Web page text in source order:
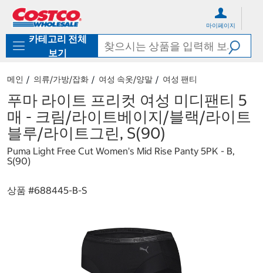
로
기
가
마이페이지
카테고리 전체
보기
메인 의류/가방/잡화 여성 속옷/양말 여성 팬티
푸마 라이트 프리컷 여성 미디팬티 5
매 - 크림/라이트베이지/블랙/라이트
블루/라이트그린, S(90)
Puma Light Free Cut Women's Mid Rise Panty 5PK - B,
S(90)
상품 #688445-B-S